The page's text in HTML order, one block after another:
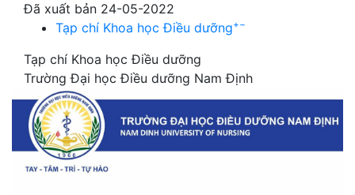
Đã xuất bản 24-05-2022
Tạp chí Khoa học Điều dưỡng+−
Tạp chí Khoa học Điều dưỡng
Trường Đại học Điều dưỡng Nam Định